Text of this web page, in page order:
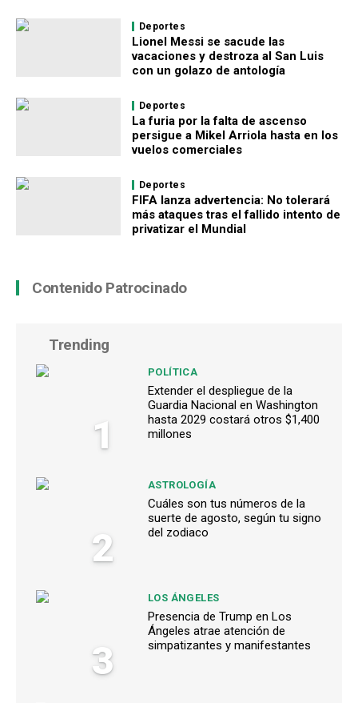
Deportes
Lionel Messi se sacude las
vacaciones y destroza al San Luis
con un golazo de antología
Deportes
La furia por la falta de ascenso
persigue a Mikel Arriola hasta en los
vuelos comerciales
Deportes
FIFA lanza advertencia: No tolerará
más ataques tras el fallido intento de
privatizar el Mundial
Contenido Patrocinado
Trending
1
POLÍTICA
Extender el despliegue de la
Guardia Nacional en Washington
hasta 2029 costará otros $1,400
millones
2
ASTROLOGÍA
Cuáles son tus números de la
suerte de agosto, según tu signo
del zodiaco
3
LOS ÁNGELES
Presencia de Trump en Los
Ángeles atrae atención de
simpatizantes y manifestantes